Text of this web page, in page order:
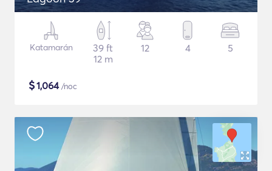
Katamarán
39 ft
12 m
12 4 5
$1,064/noc